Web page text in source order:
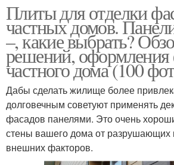
Цокольные панели
Панели под камень
Наружные панели
Плиты для отделки
частных домов.
–, какие выбрать?
решений, оформления
частного дома (100
Дабы сделать жилище более
долговечным советуют применять
фасадов панелями. Это очень
стены вашего дома от разрушающих
внешних факторов.